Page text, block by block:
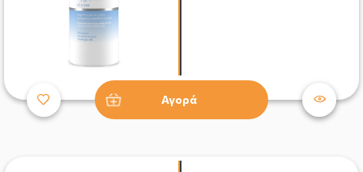
Αγορά